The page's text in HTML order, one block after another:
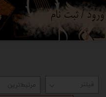
ورود / ثبت نام
مرتبط‌ترین